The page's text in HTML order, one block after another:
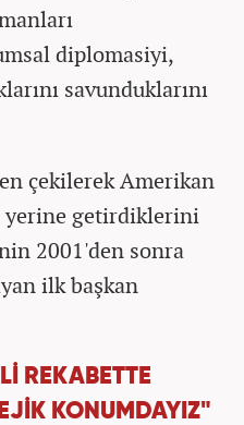
diplomasiyi,
savunduklarını
çekilerek Amerikan
yerine getirdiklerini
2001'den sonra
ilk başkan
REKABETTE
KONUMDAYIZ"